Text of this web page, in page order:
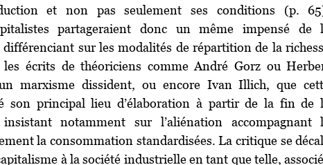
et non pas seulement ses conditions (p.
partageraient donc un même impensé de
différenciant sur les modalités de répartition de la
les écrits de théoriciens comme André Gorz ou
marxisme dissident, ou encore Ivan Illich, que
son principal lieu d’élaboration à partir de la fin de
notamment sur l’aliénation accompagnant
la consommation standardisées. La critique se
à la société industrielle en tant que telle,